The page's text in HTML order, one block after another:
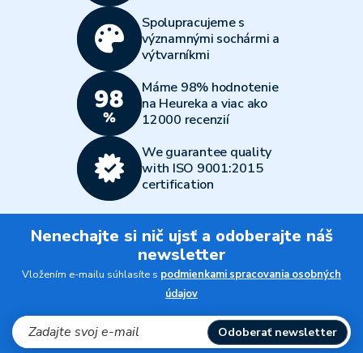
Spolupracujeme s
významnými sochármi a
výtvarníkmi
Máme 98% hodnotenie
na Heureka a viac ako
12000 recenzií
We guarantee quality
with ISO 9001:2015
certification
Nenechajte si nič ujsť a odoberajte náš
newsletter
Vložením e-mailu súhlasíte s podmienkami spracovania osobných
údajov
Odoberať newsletter